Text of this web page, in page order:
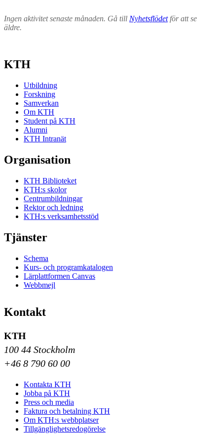
Ingen aktivitet senaste månaden. Gå till Nyhetsflödetför att se
äldre.
KTH
Utbildning
Forskning
Samverkan
Om KTH
Student på KTH
Alumni
KTH Intranät
Organisation
KTH Biblioteket
KTH:s skolor
Centrumbildningar
Rektor och ledning
KTH:s verksamhetsstöd
Tjänster
Schema
Kurs- och programkatalogen
Lärplattformen Canvas
Webbmejl
Kontakt
KTH
100 44 Stockholm
+46 8 790 60 00
Kontakta KTH
Jobba på KTH
Press och media
Faktura och betalning KTH
Om KTH:s webbplatser
Tillgänglighetsredogörelse